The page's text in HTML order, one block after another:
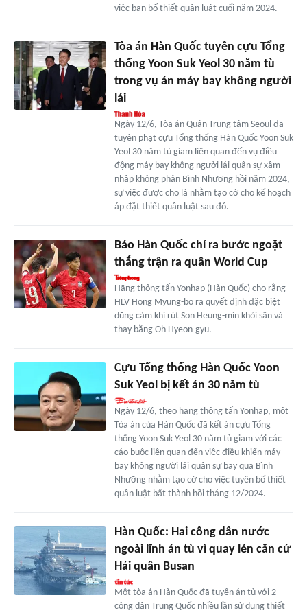
việc ban bố thiết quân luật cuối năm 2024.
Tòa án Hàn Quốc tuyên cựu Tổng
thống Yoon Suk Yeol 30 năm tù
trong vụ án máy bay không người
lái
Ngày 12/6, Tòa án Quận Trung tâm Seoul đã
tuyên phạt cựu Tổng thống Hàn Quốc Yoon Suk
Yeol 30 năm tù giam liên quan đến vụ điều
động máy bay không người lái quân sự xâm
nhập không phận Bình Nhưỡng hồi năm 2024,
sự việc được cho là nhằm tạo cớ cho kế hoạch
áp đặt thiết quân luật sau đó.
Báo Hàn Quốc chỉ ra bước ngoặt
thắng trận ra quân World Cup
Hãng thông tấn Yonhap (Hàn Quốc) cho rằng
HLV Hong Myung-bo ra quyết định đặc biệt
dũng cảm khi rút Son Heung-min khỏi sân và
thay bằng Oh Hyeon-gyu.
Cựu Tổng thống Hàn Quốc Yoon
Suk Yeol bị kết án 30 năm tù
Ngày 12/6, theo hãng thông tấn Yonhap, một
Tòa án của Hàn Quốc đã kết án cựu Tổng
thống Yoon Suk Yeol 30 năm tù giam với các
cáo buộc liên quan đến việc điều khiển máy
bay không người lái quân sự bay qua Bình
Nhưỡng nhằm tạo cớ cho việc tuyên bố thiết
quân luật bất thành hồi tháng 12/2024.
Hàn Quốc: Hai công dân nước
ngoài lĩnh án tù vì quay lén căn cứ
Hải quân Busan
Một tòa án Hàn Quốc đã tuyên án tù với 2
công dân Trung Quốc nhiều lần sử dụng thiết